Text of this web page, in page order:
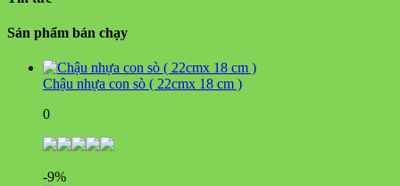
Sản phẩm bán chạy
Chậu nhựa con sò ( 22cmx 18 cm )
0
-9%